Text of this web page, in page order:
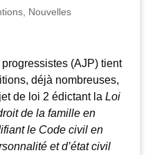
, Nouvelles
(AJP) tient
déjà nombreuses,
de loi 2 édictant la Loi
de la famille en
le Code civil en
et d’état civil